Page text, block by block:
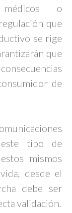
médicos o
que
se rige
que
de
tipo de
mismos
desde el
debe ser
validación.